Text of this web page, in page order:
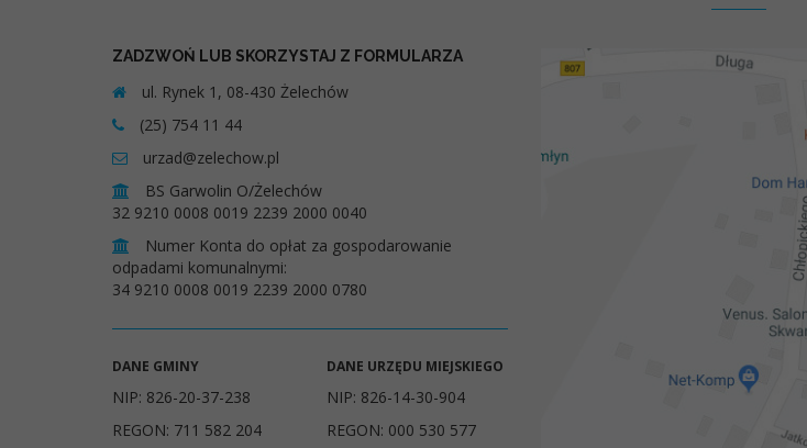
ZADZWOŃ LUB SKORZYSTAJ Z FORMULARZA
ul. Rynek 1, 08-430 Żelechów
(25) 754 11 44
urzad@zelechow.pl
BS Garwolin O/Żelechów
32 9210 0008 0019 2239 2000 0040
Numer Konta do opłat za gospodarowanie
odpadami komunalnymi:
34 9210 0008 0019 2239 2000 0780
DANE GMINY
NIP: 826-20-37-238
REGON: 711 582 204
DANE URZĘDU MIEJSKIEGO
NIP: 826-14-30-904
REGON: 000 530 577